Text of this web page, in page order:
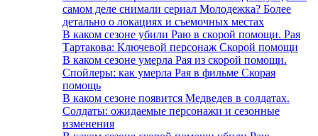
самом деле снимали сериал Молодежка? Более
детально о локациях и съемочных местах
В каком сезоне убили Раю в скорой помощи. Рая
Тартакова: Ключевой персонаж Скорой помощи
В каком сезоне умерла Рая из скорой помощи.
Спойлеры: как умерла Рая в фильме Скорая
помощь
В каком сезоне появится Медведев в солдатах.
Солдаты: ожидаемые персонажи и сезонные
изменения